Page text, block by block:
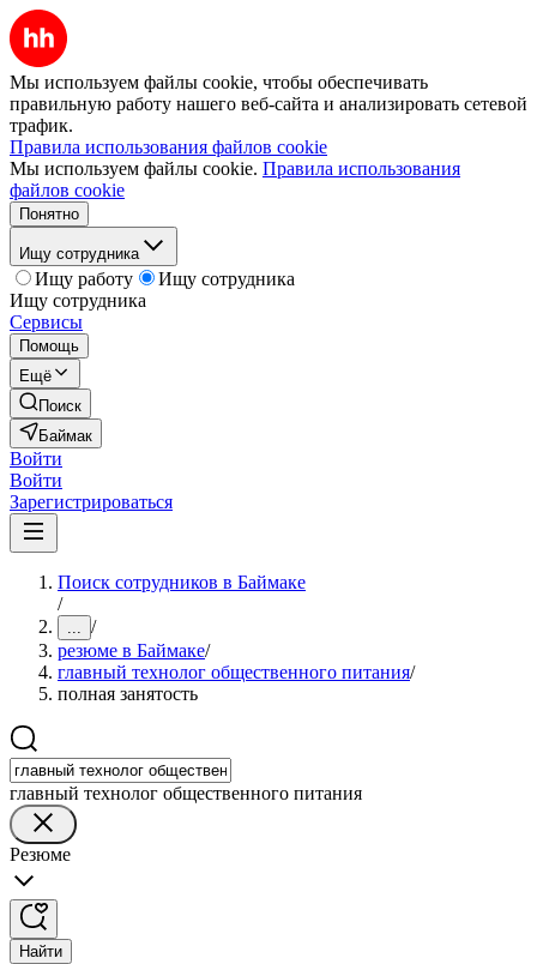
Мы используем файлы cookie, чтобы обеспечивать
правильную работу нашего веб-сайта и анализировать сетевой
трафик.
Правила использования файлов cookie
Мы используем файлы cookie. Правила использования
файлов cookie
Понятно
Ищу сотрудника
Ищу работу
Ищу сотрудника
Ищу сотрудника
Сервисы
Помощь
Ещё
Поиск
Баймак
Войти
Войти
Зарегистрироваться
Поиск сотрудников в Баймаке
/
... /
резюме в Баймаке/
главный технолог общественного питания/
полная занятость
главный технолог общественного питания
Резюме
Найти